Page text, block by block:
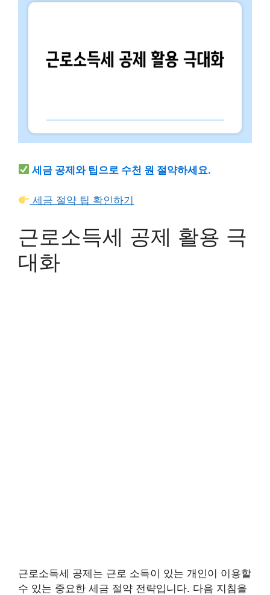
세금 공제와 팁으로 수천 원 절약하세요.
세금 절약 팁 확인하기
근로소득세 공제 활용 극
대화
근로소득세 공제는 근로 소득이 있는 개인이 이용할
수 있는 중요한 세금 절약 전략입니다. 다음 지침을